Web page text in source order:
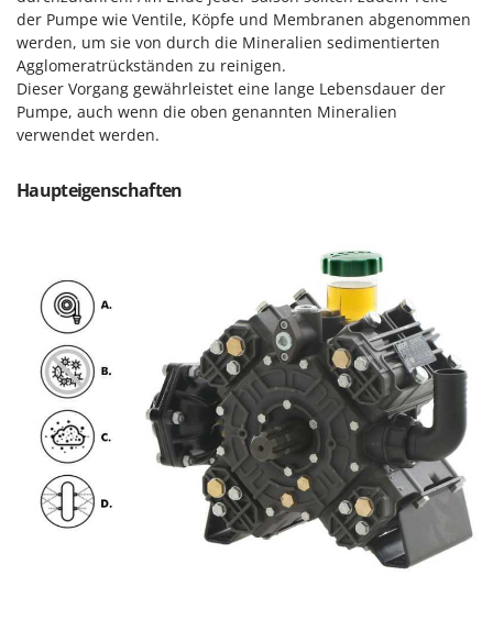
P
Palettengabeln für Traktoren
Pelletpressen
Pflüge für Traktor
Planierschilder für Traktoren
Poolroboter
Rasenmäher
Rasensodenschneider
Rasentraktoren Aufsitzmäher
Rasentrimmer - Kantenschneider
Rasentrimmer - Motorsensen - Freischneider
Rührtöpfe mit Elektrischem Rührwerk
Forest Master
Francini
G
G3 Ferrari
Garofalo
Gierre
Ginko - MGM
Gipeco
Girmi
Goodyear
GRAEF
Gre
GreenBay
der Pumpe wie Ventile, Köpfe und Membranen abgenommen
werden, um sie von durch die Mineralien sedimentierten
Agglomeratrückständen zu reinigen.
Dieser Vorgang gewährleistet eine lange Lebensdauer der
Pumpe, auch wenn die oben genannten Mineralien
verwendet werden.
Haupteigenschaften